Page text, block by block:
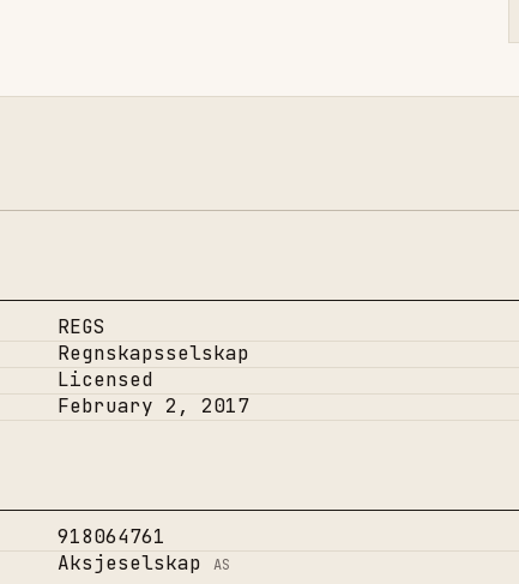
REGS
Regnskapsselskap
Licensed
February 2, 2017
918064761
Aksjeselskap
AS